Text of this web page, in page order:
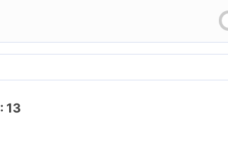
: 13